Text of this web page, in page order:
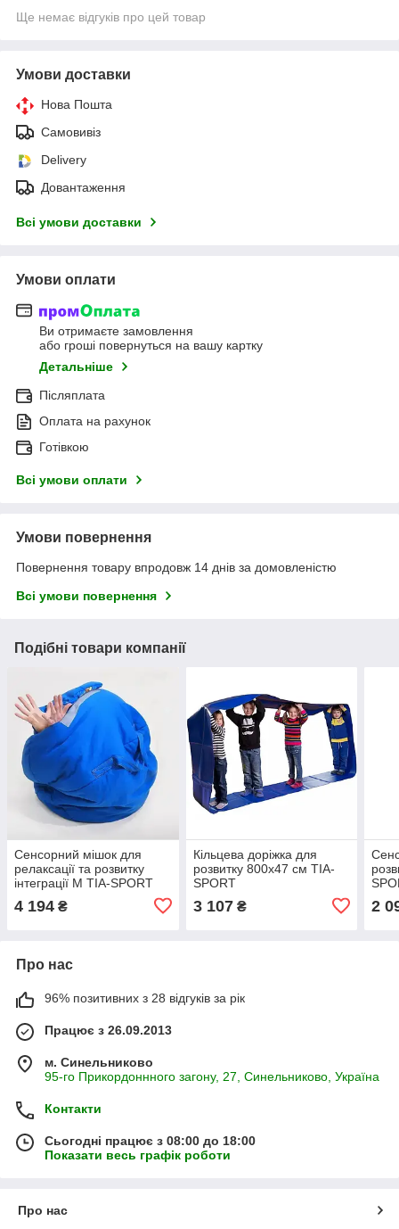
Ще немає відгуків про цей товар
Умови доставки
Нова Пошта
Самовивіз
Delivery
Довантаження
Всі умови доставки
Умови оплати
Ви отримаєте замовлення
або гроші повернуться на вашу картку
Детальніше
Післяплата
Оплата на рахунок
Готівкою
Всі умови оплати
Умови повернення
Повернення товару впродовж 14 днів за домовленістю
Всі умови повернення
Подібні товари компанії
Сенсорний мішок для
релаксації та розвитку
інтеграції M TIA-SPORT
4 194 ₴
Кільцева доріжка для
розвитку 800x47 см TIA-
SPORT
3 107₴ 2
Про нас
96% позитивних з 28 відгуків за рік
Працює з 26.09.2013
м. Синельниково
95-го Прикордоннного загону, 27, Синельниково, Україна
Контакти
Сьогодні працює з 08:00 до 18:00
Показати весь графік роботи
Про нас